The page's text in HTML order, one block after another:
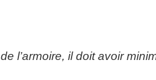
l’armoire, il doit avoir